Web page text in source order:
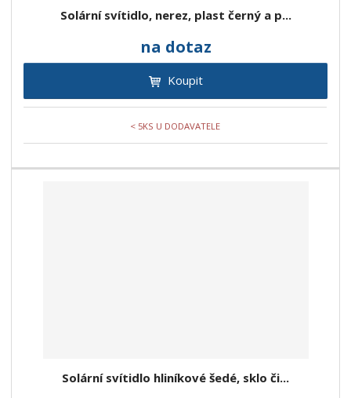
Solární svítidlo, nerez, plast černý a p...
na dotaz
Koupit
< 5KS U DODAVATELE
Solární svítidlo hliníkové šedé, sklo či...